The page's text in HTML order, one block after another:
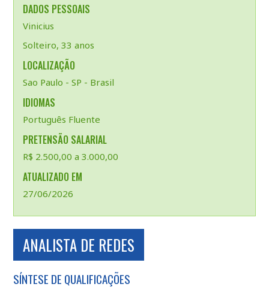
DADOS PESSOAIS
Vinicius
Solteiro, 33 anos
LOCALIZAÇÃO
Sao Paulo - SP - Brasil
IDIOMAS
Português Fluente
PRETENSÃO SALARIAL
R$ 2.500,00 a 3.000,00
ATUALIZADO EM
27/06/2026
ANALISTA DE REDES
SÍNTESE DE QUALIFICAÇÕES